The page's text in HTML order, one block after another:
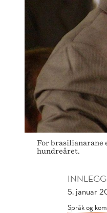
KNIV»
For brasilianarane
hundreåret.
INNLEGG
5. januar
Språk og